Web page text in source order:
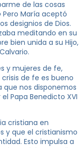
de las cosas
María aceptó
designios de Dios.
meditando en su
bien unida a su Hijo,
y mujeres de fe,
de fe es bueno
que nos disponemos
Papa Benedicto XVI
cristiana en
y que el cristianismo
Esto impulsa a